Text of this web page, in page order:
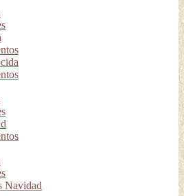
Navidad